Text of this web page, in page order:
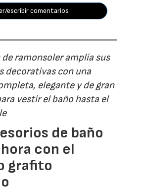
escribir comentarios
ramonsoler amplía sus
decorativas con una
elegante y de gran
vestir el baño hasta el
de baño
con el
grafito